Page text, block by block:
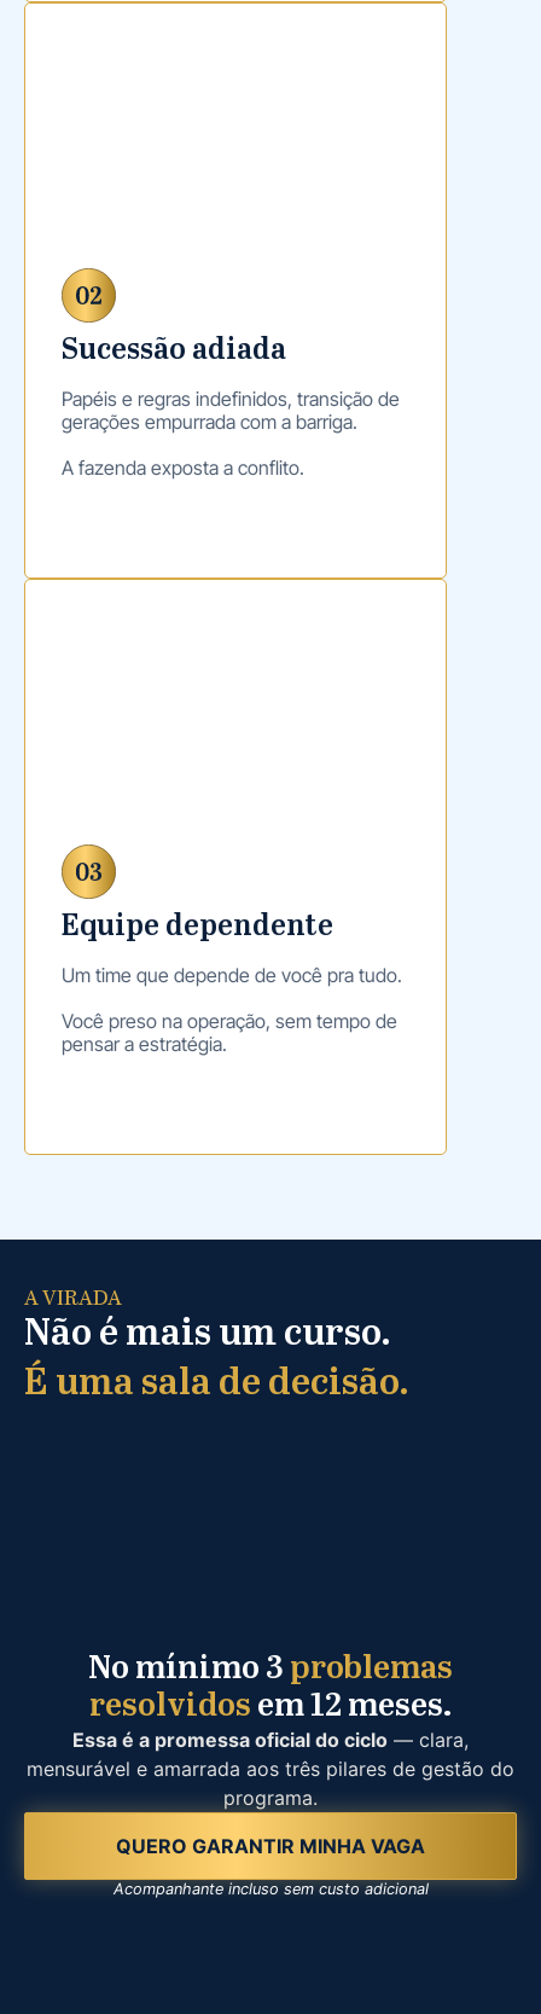
Sucessão adiada
Papéis e regras indefinidos, transição de
gerações empurrada com a barriga.
A fazenda exposta a conflito.
Equipe dependente
Um time que depende de você pra tudo.
Você preso na operação, sem tempo de
pensar a estratégia.
A VIRADA
Não é mais um curso.
É uma sala de decisão.
No mínimo 3 problemas
resolvidos em 12 meses.
Essa é a promessa oficial do ciclo — clara,
mensurável e amarrada aos três pilares de gestão do
programa.
QUERO GARANTIR MINHA VAGA
Acompanhante incluso sem custo adicional